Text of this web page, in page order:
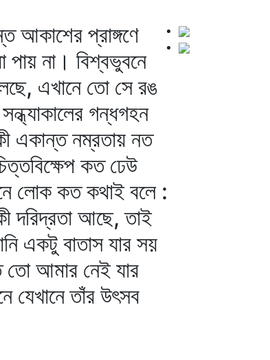
আকাশের প্রাঙ্গণে
পায় না। বিশ্বভুবনে
এখানে তো সে রঙ
গন্ধগহন
কী একান্ত নম্রতায় নত
কত ঢেউ
লোক কত কথাই বলে :
দরিদ্রতা আছে, তাই
একটু বাতাস যার সয়
তো আমার নেই যার
যেখানে তাঁর উৎসব